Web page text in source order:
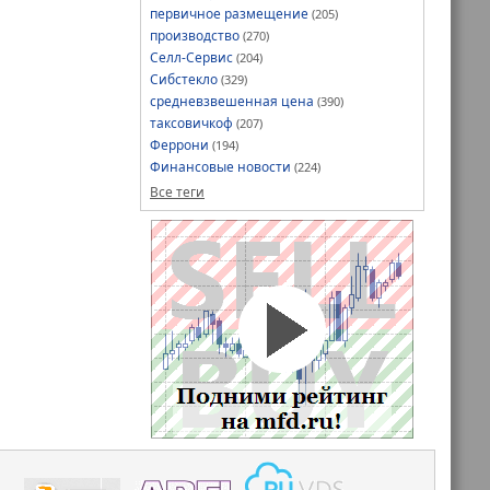
первичное размещение (205)
производство (270)
Селл-Сервис (204)
Сибстекло (329)
средневзвешенная цена (390)
таксовичкоф (207)
Феррони (194)
Финансовые новости (224)
Все теги